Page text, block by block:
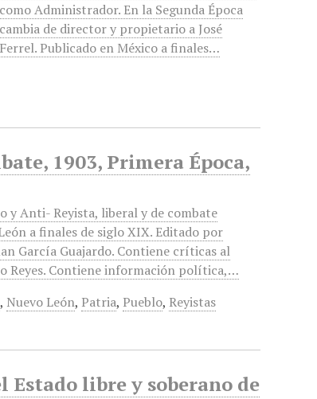
como Administrador. En la Segunda Época
cambia de director y propietario a José
Ferrel. Publicado en México a finales…
1903, Primera Época,
Anti- Reyista, liberal y de combate
a finales de siglo XIX. Editado por
García Guajardo. Contiene críticas al
Reyes. Contiene información política,…
, Nuevo León, Patria, Pueblo, Reyistas
Estado libre y soberano de